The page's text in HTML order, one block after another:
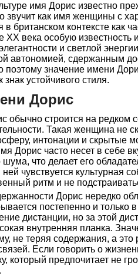
имя Дорис известно
звучит как имя женщины с
в британском контексте как
ХХ века особую
и светлой
автономией, сдержанным
значение имени
устойчивого стиля.
Дорис
обычно строится на редком
Такая женщина не
интонации и скрытые
Дорис часто несет в себе
шума, что делает его
чувствуется культурная
ритм и не
Дорис нередко
постепенно и только
дистанции, но за этой
внутренняя планка.
не теряя содержания, а это
Если говорить о
который предпочитает не